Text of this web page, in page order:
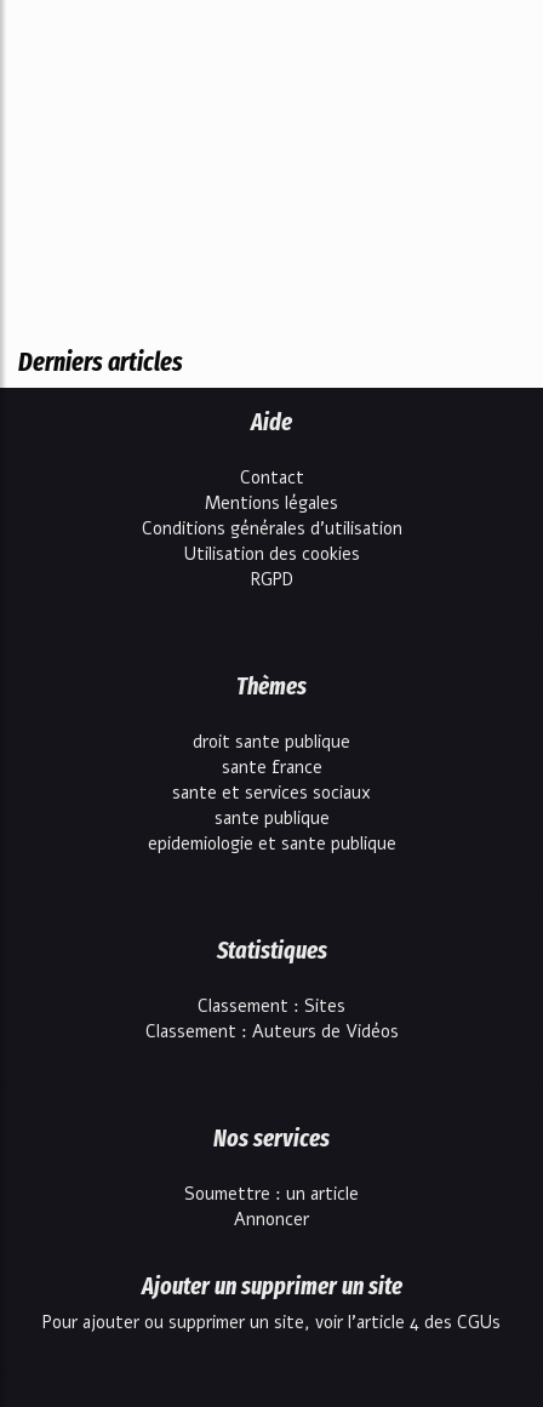
Derniers articles
Aide
Contact
Mentions légales
Conditions générales d'utilisation
Utilisation des cookies
RGPD
Thèmes
droit sante publique
sante france
sante et services sociaux
sante publique
epidemiologie et sante publique
Statistiques
Classement : Sites
Classement : Auteurs de Vidéos
Nos services
Soumettre : un article
Annoncer
Ajouter un supprimer un site
Pour ajouter ou supprimer un site, voir l'article 4 des CGUs